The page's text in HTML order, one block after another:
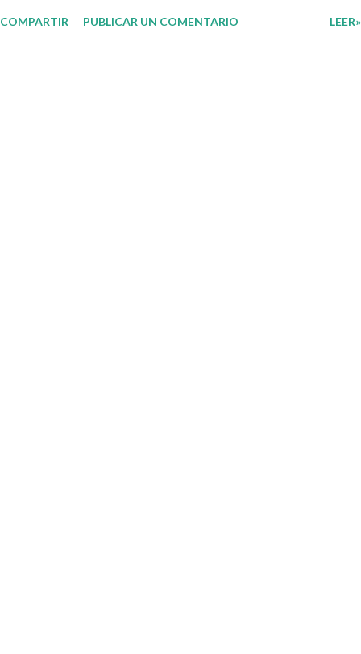
su interés con el material que les compartimos para que así, mediante
COMPARTIR PUBLICAR UN COMENTARIO LEER»